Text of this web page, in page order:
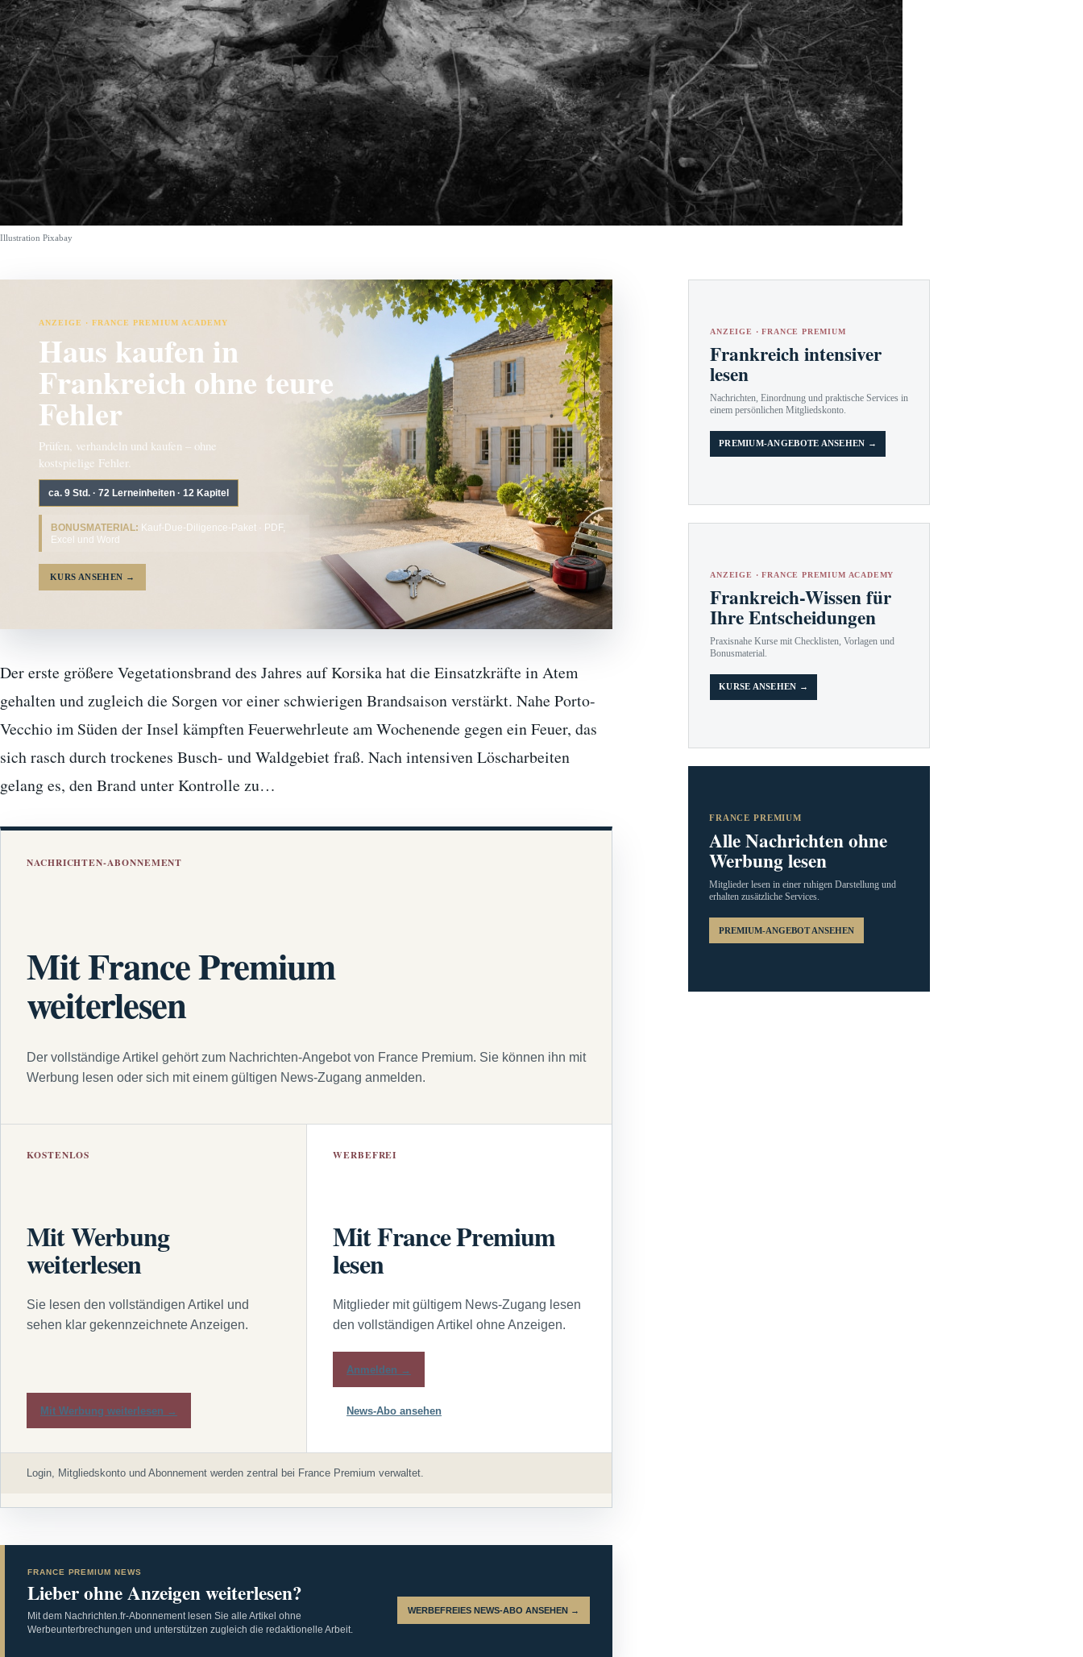
Illustration Pixabay
ANZEIGE · FRANCE PREMIUM ACADEMY
Haus kaufen in
Frankreich ohne teure
Fehler
Prüfen, verhandeln und kaufen – ohne
kostspielige Fehler.
ca. 9 Std. · 72 Lerneinheiten · 12 Kapitel
BONUSMATERIAL: Kauf-Due-Diligence-Paket · PDF,
Excel und Word
KURS ANSEHEN →
Der erste größere Vegetationsbrand des Jahres auf Korsika hat die Einsatzkräfte in Atem
gehalten und zugleich die Sorgen vor einer schwierigen Brandsaison verstärkt. Nahe Porto-
Vecchio im Süden der Insel kämpften Feuerwehrleute am Wochenende gegen ein Feuer, das
sich rasch durch trockenes Busch- und Waldgebiet fraß. Nach intensiven Löscharbeiten
gelang es, den Brand unter Kontrolle zu…
NACHRICHTEN-ABONNEMENT
Mit France Premium
weiterlesen
Der vollständige Artikel gehört zum Nachrichten-Angebot von France Premium. Sie können ihn mit
Werbung lesen oder sich mit einem gültigen News-Zugang anmelden.
KOSTENLOS
Mit Werbung
weiterlesen
Sie lesen den vollständigen Artikel und
sehen klar gekennzeichnete Anzeigen.
Mit Werbung weiterlesen →
WERBEFREI
Mit France Premium
lesen
Mitglieder mit gültigem News-Zugang lesen
den vollständigen Artikel ohne Anzeigen.
Anmelden →
News-Abo ansehen
Login, Mitgliedskonto und Abonnement werden zentral bei France Premium verwaltet.
FRANCE PREMIUM NEWS
Lieber ohne Anzeigen weiterlesen?
Mit dem Nachrichten.fr-Abonnement lesen Sie alle Artikel ohne
Werbeunterbrechungen und unterstützen zugleich die redaktionelle Arbeit.
WERBEFREIES NEWS-ABO ANSEHEN →
ANZEIGE · FRANCE PREMIUM
Frankreich intensiver
lesen
Nachrichten, Einordnung und praktische Services in
einem persönlichen Mitgliedskonto.
PREMIUM-ANGEBOTE ANSEHEN →
ANZEIGE · FRANCE PREMIUM ACADEMY
Frankreich-Wissen für
Ihre Entscheidungen
Praxisnahe Kurse mit Checklisten, Vorlagen und
Bonusmaterial.
KURSE ANSEHEN →
FRANCE PREMIUM
Alle Nachrichten ohne
Werbung lesen
Mitglieder lesen in einer ruhigen Darstellung und
erhalten zusätzliche Services.
PREMIUM-ANGEBOT ANSEHEN